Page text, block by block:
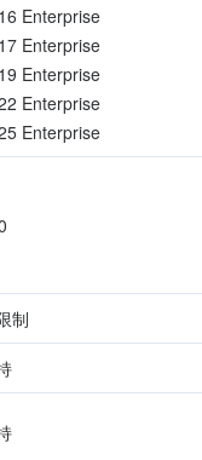
Enterprise
Enterprise
Enterprise
Enterprise
Enterprise
制